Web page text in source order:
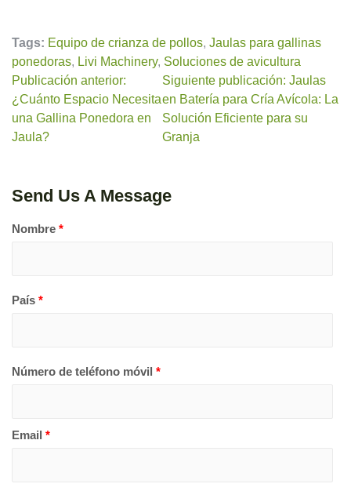
Tags: Equipo de crianza de pollos, Jaulas para gallinas
ponedoras, Livi Machinery, Soluciones de avicultura
Publicación anterior:
¿Cuánto Espacio Necesita
una Gallina Ponedora en
Jaula?
Siguiente publicación: Jaulas
en Batería para Cría Avícola: La
Solución Eficiente para su
Granja
Send Us A Message
Nombre *
País *
Número de teléfono móvil *
Email *